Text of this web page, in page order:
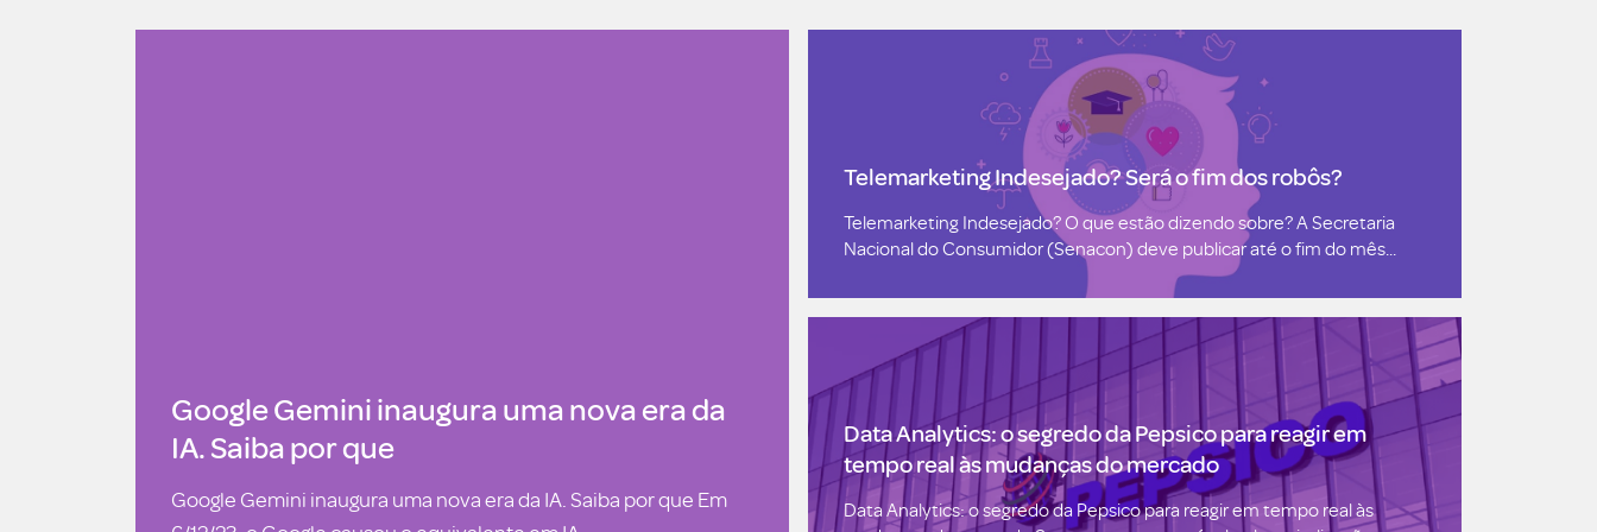
Google Gemini inaugura uma nova era da
IA. Saiba por que
Google Gemini inaugura uma nova era da IA. Saiba por que Em
Telemarketing Indesejado? Será o fim dos robôs?
Telemarketing Indesejado? O que estão dizendo sobre? A Secretaria
Nacional do Consumidor (Senacon) deve publicar até o fim do mês...
Data Analytics: o segredo da Pepsico para reagir em
tempo real às mudanças do mercado
Data Analytics: o segredo da Pepsico para reagir em tempo real às